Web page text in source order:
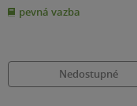
z
5
hvězdiček
pevná vazba
Nedostupné